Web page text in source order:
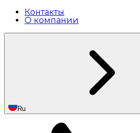
Контакты
О компании
Ru